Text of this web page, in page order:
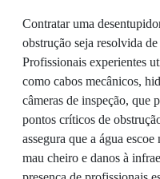
Contratar uma
obstrução seja resolvida
Profissionais experientes
como cabos mecânicos,
câmeras de inspeção, que
pontos críticos de
assegura que a água
mau cheiro e danos à